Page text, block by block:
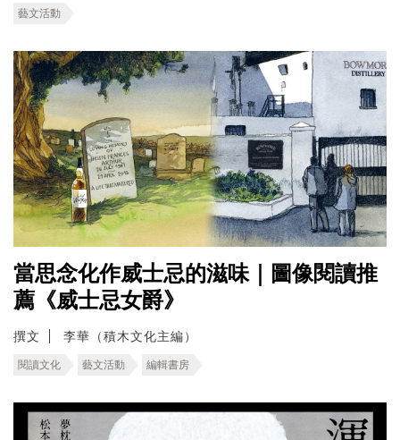
藝文活動
當思念化作威士忌的滋味｜圖像閱讀推
薦《威士忌女爵》
撰文 李華（積木文化主編）
閱讀文化 藝文活動 編輯書房